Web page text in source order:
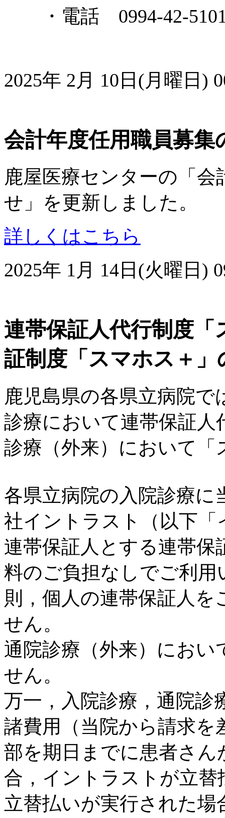
・電話 0994-42-
2025年 2月 10日(月曜日)
会計年度任用職員募集
鹿屋医療センターの「
せ」を更新しました。
詳しくはこちら
2025年 1月 14日(火曜日)
連帯保証人代行制度
証制度「スマホス＋
鹿児島県の各県立病院で
診療において連帯保証人
診療（外来）において
各県立病院の入院診療に
社イントラスト（以下
連帯保証人とする連帯保
料のご負担なしでご利
則，個人の連帯保証人
せん。
通院診療（外来）にお
せん。
万一，入院診療，通院診
諸費用（当院から請求
部を期日までに患者さ
合，イントラストが立替
立替払いが実行された